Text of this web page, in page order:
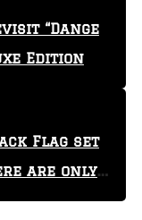
“Dange
Edition
Flag set
are only